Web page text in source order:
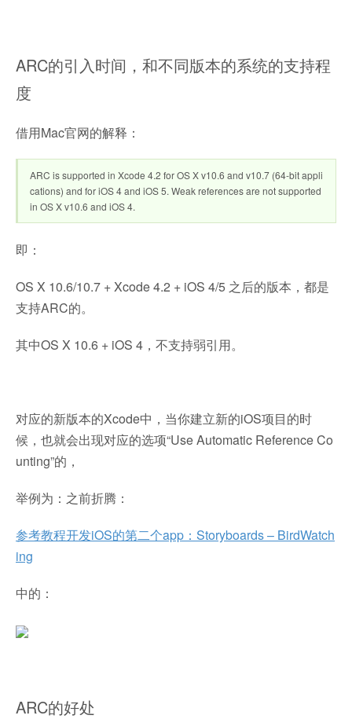
ARC的引入时间，和不同版本的系统的支持程
度
借用Mac官网的解释：
ARC is supported in Xcode 4.2 for OS X v10.6 and v10.7 (64-bit appli
cations) and for iOS 4 and iOS 5. Weak references are not supported
in OS X v10.6 and iOS 4.
即：
OS X 10.6/10.7 + Xcode 4.2 + iOS 4/5 之后的版本，都是
支持ARC的。
其中OS X 10.6 + iOS 4，不支持弱引用。
对应的新版本的Xcode中，当你建立新的iOS项目的时
候，也就会出现对应的选项“Use Automatic Reference Co
unting”的，
举例为：之前折腾：
参考教程开发iOS的第二个app：Storyboards – BirdWatch
ing
中的：
ARC的好处